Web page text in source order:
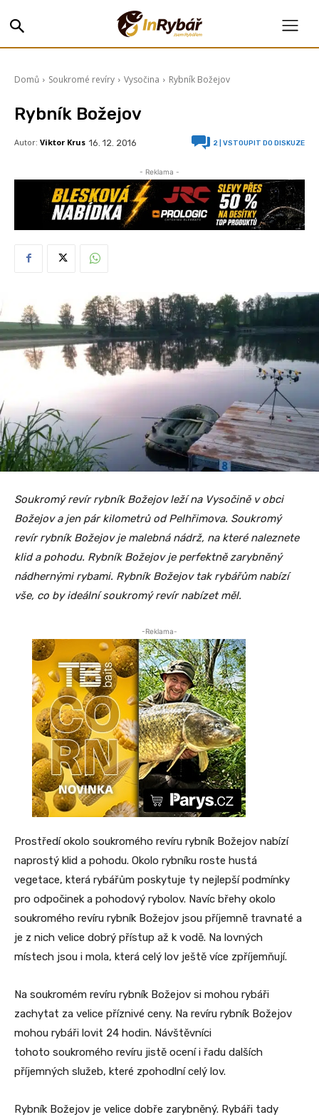
Domů Soukromé revíry Vysočina Rybník Božejov
Rybník Božejov
Autor: Viktor Krus 16. 12. 2016 2 | VSTOUPIT DO DISKUZE
- Reklama -
Soukromý revír rybník Božejov leží na Vysočině v obci
Božejov a jen pár kilometrů od Pelhřimova. Soukromý
revír rybník Božejov je malebná nádrž, na které naleznete
klid a pohodu. Rybník Božejov je perfektně zarybněný
nádhernými rybami. Rybník Božejov tak rybářům nabízí
vše, co by ideální soukromý revír nabízet měl.
-Reklama-
Prostředí okolo soukromého revíru rybník Božejov nabízí
naprostý klid a pohodu. Okolo rybníku roste hustá
vegetace, která rybářům poskytuje ty nejlepší podmínky
pro odpočinek a pohodový rybolov. Navíc břehy okolo
soukromého revíru rybník Božejov jsou příjemně travnaté a
je z nich velice dobrý přístup až k vodě. Na lovných
místech jsou i mola, která celý lov ještě více zpříjemňují.
Na soukromém revíru rybník Božejov si mohou rybáři
zachytat za velice příznivé ceny. Na revíru rybník Božejov
mohou rybáři lovit 24 hodin. Návštěvníci
tohoto soukromého revíru jistě ocení i řadu dalších
příjemných služeb, které zpohodlní celý lov.
Rybník Božejov je velice dobře zarybněný. Rybáři tady